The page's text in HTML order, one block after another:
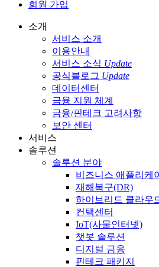
회원 가입
소개
서비스 소개
이용안내
서비스 소식 Update
공식블로그 Update
데이터센터
금융 지원 체계
금융/핀테크 고려사항
보안 센터
서비스
솔루션
솔루션 분야
비즈니스 애플리케
재해복구(DR)
하이브리드 클라우
컨택센터
IoT(사물인터넷)
챗봇 솔루션
디지털 금융
핀테크 패키지